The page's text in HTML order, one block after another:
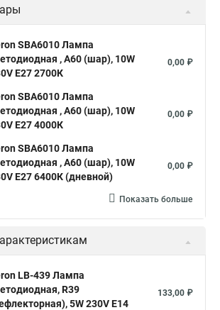
SBA6010 Лампа
, A60 (шар), 10W
E27 2700К
0,00 ₽
SBA6010 Лампа
, A60 (шар), 10W
E27 4000К
0,00 ₽
SBA6010 Лампа
, A60 (шар), 10W
E27 6400К (дневной)
0,00 ₽
Показать больше
LB-439 Лампа
R39
5W 230V E14
133,00 ₽